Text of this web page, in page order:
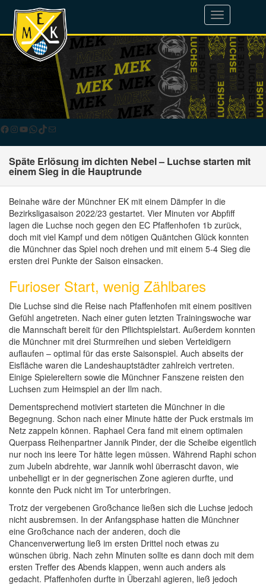
Toggle
navigation
Facebook
Instagram
YouTube
WhatsApp
TikTok
E-Mail
Späte Erlösung im dichten Nebel – Luchse starten mit
einem Sieg in die Hauptrunde
Beinahe wäre der Münchner EK mit einem Dämpfer in die
Bezirksligasaison 2022/23 gestartet. Vier Minuten vor Abpfiff
lagen die Luchse noch gegen den EC Pfaffenhofen 1b zurück,
doch mit viel Kampf und dem nötigen Quäntchen Glück konnten
die Münchner das Spiel noch drehen und mit einem 5-4 Sieg die
ersten drei Punkte der Saison einsacken.
Furioser Start, wenig Zählbares
Die Luchse sind die Reise nach Pfaffenhofen mit einem positiven
Gefühl angetreten. Nach einer guten letzten Trainingswoche war
die Mannschaft bereit für den Pflichtspielstart. Außerdem konnten
die Münchner mit drei Sturmreihen und sieben Verteidigern
auflaufen – optimal für das erste Saisonspiel. Auch abseits der
Eisfläche waren die Landeshauptstädter zahlreich vertreten.
Einige Spielereltern sowie die Münchner Fanszene reisten den
Luchsen zum Heimspiel an der Ilm nach.
Dementsprechend motiviert starteten die Münchner in die
Begegnung. Schon nach einer Minute hätte der Puck erstmals im
Netz zappeln können. Raphael Cera fand mit einem optimalen
Querpass Reihenpartner Jannik Pinder, der die Scheibe eigentlich
nur noch ins leere Tor hätte legen müssen. Während Raphi schon
zum Jubeln abdrehte, war Jannik wohl überrascht davon, wie
unbehelligt er in der gegnerischen Zone agieren durfte, und
konnte den Puck nicht im Tor unterbringen.
Trotz der vergebenen Großchance ließen sich die Luchse jedoch
nicht ausbremsen. In der Anfangsphase hatten die Münchner
eine Großchance nach der anderen, doch die
Chancenverwertung ließ im ersten Drittel noch etwas zu
wünschen übrig. Nach zehn Minuten sollte es dann doch mit dem
ersten Treffer des Abends klappen, wenn auch anders als
gedacht. Pfaffenhofen durfte in Überzahl agieren, ließ jedoch